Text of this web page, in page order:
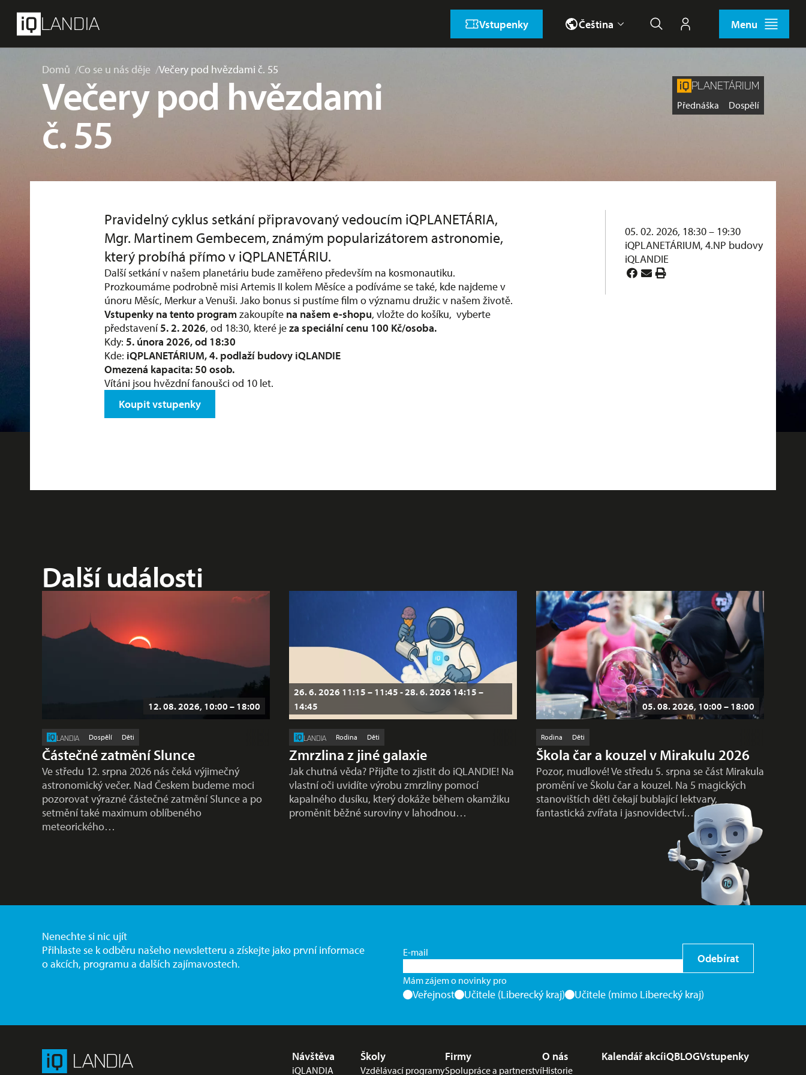
LANDIA Vstupenky Čeština Hledat Můj účet Menu
Domů Co se u nás děje Večery pod hvězdami č. 55
Večery pod hvězdami
č. 55
PLANETÁRIUM
Štítky
Přednáška Dospělí
Pravidelný cyklus setkání připravovaný vedoucím iQPLANETÁRIA,
Mgr. Martinem Gembecem, známým popularizátorem astronomie,
který probíhá přímo v iQPLANETÁRIU.
Další setkání v našem planetáriu bude zaměřeno především na kosmonautiku.
Prozkoumáme podrobně misi Artemis II kolem Měsíce a podíváme se také, kde najdeme v
únoru Měsíc, Merkur a Venuši. Jako bonus si pustíme film o významu družic v našem životě.
Vstupenky na tento programzakoupíte na našem e-shopu, vložte do košíku, vyberte
představení5. 2. 2026, od 18:30, které jeza speciální cenu 100 Kč/osoba.
Kdy: 5. února 2026, od 18:30
Kde: iQPLANETÁRIUM, 4. podlaží budovy iQLANDIE
Omezená kapacita: 50 osob.
Vítáni jsou hvězdní fanoušci od 10 let.
Koupit vstupenky
05. 02. 2026, 18:30 – 19:30
iQPLANETÁRIUM, 4.NP budovy
iQLANDIE
Další události
12. 08. 2026, 10:00 – 18:00
LANDIA Dospělí Děti
Částečné zatmění Slunce
Ve středu 12. srpna 2026 nás čeká výjimečný
astronomický večer. Nad Českem budeme moci
pozorovat výrazné částečné zatmění Slunce a po
setmění také maximum oblíbeného
meteorického…
26. 6. 2026 11:15 – 11:45 - 28. 6. 2026 14:15 –
14:45
LANDIA Rodina Děti
Zmrzlina z jiné galaxie
Jak chutná věda? Přijďte to zjistit do iQLANDIE! Na
vlastní oči uvidíte výrobu zmrzliny pomocí
kapalného dusíku, který dokáže během okamžiku
proměnit běžné suroviny v lahodnou…
05. 08. 2026, 10:00 – 18:00
Rodina Děti
Škola čar a kouzel v Mirakulu 2026
Pozor, mudlové! Ve středu 5. srpna se část Mirakula
promění ve Školu čar a kouzel. Na 5 magických
stanovištích děti čekají bublající lektvary,
fantastická zvířata i jasnovidectví.…
Nenechte si nic ujít
Přihlaste se k odběru našeho newsletteru a získejte jako první informace
o akcích, programu a dalších zajímavostech.
E-mail Odebírat
Mám zájem o novinky pro
Veřejnost Učitele (Liberecký kraj) Učitele (mimo Liberecký kraj)
Nabídka v zápatí
Návštěva
iQLANDIA
Školy
Vzdělávací programy
Firmy
Spolupráce a partnerství
O nás
Historie
Kalendář akcíiQBLOGVstupenky